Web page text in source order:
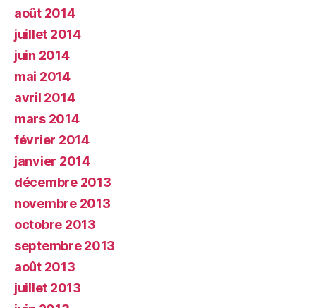
août 2014
juillet 2014
juin 2014
mai 2014
avril 2014
mars 2014
février 2014
janvier 2014
décembre 2013
novembre 2013
octobre 2013
septembre 2013
août 2013
juillet 2013